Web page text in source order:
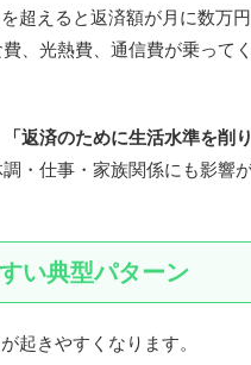
超えると返済額が月に数万
、光熱費、通信費が乗って
「返済のために生活水準を削
・仕事・家族関係にも影響
い典型パターン
起きやすくなります。